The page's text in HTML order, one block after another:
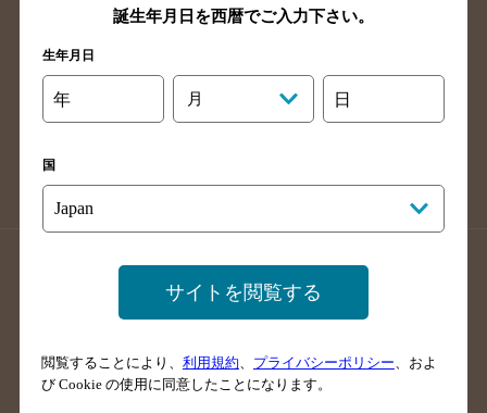
香川県のバー検索
愛媛県のバー検索
高知県のバー検索
長崎県のバー検索
佐賀県のバー検索
大分県のバー検索
熊本県のバー検索
沖縄県のバー検索
店舗登録方法のご案内
店舗情報更新方法のご案内
掲載店舗様ログイン
ご意見・ご感想
誕生年月日を西暦でご入力下さい。
生年月日
年 月 日
国
サイトを閲覧する
閲覧することにより、 利用規約 プライバシーポリシー 、およ
び Cookie の使用に同意したことになります。